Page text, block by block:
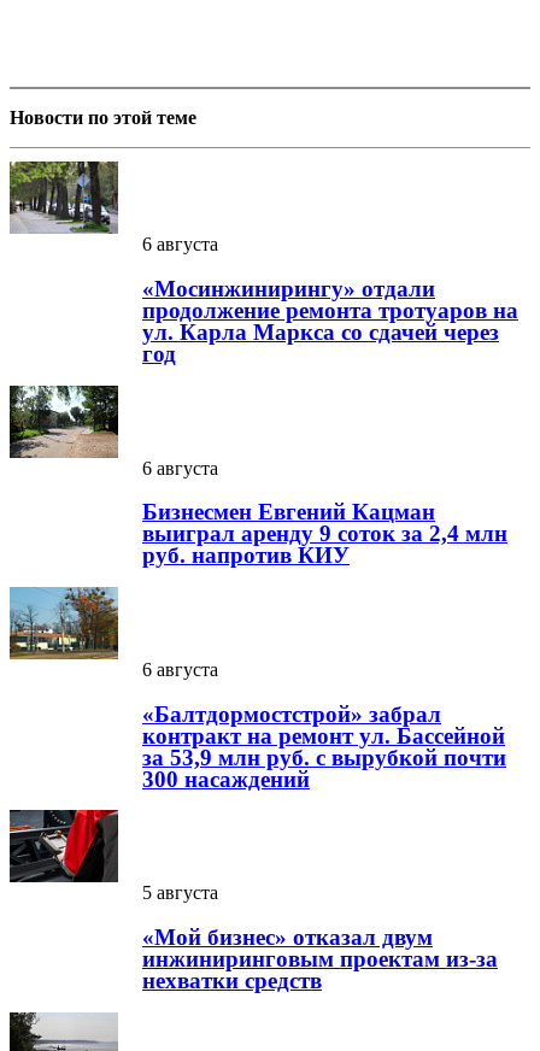
Новости по этой теме
6 августа
«Мосинжинирингу» отдали
продолжение ремонта тротуаров на
ул. Карла Маркса со сдачей через
год
6 августа
Бизнесмен Евгений Кацман
выиграл аренду 9 соток за 2,4 млн
руб. напротив КИУ
6 августа
«Балтдормостстрой» забрал
контракт на ремонт ул. Бассейной
за 53,9 млн руб. с вырубкой почти
300 насаждений
5 августа
«Мой бизнес» отказал двум
инжиниринговым проектам из-за
нехватки средств